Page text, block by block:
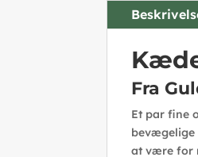
Fra
Et par fine
bevægelige
at være for